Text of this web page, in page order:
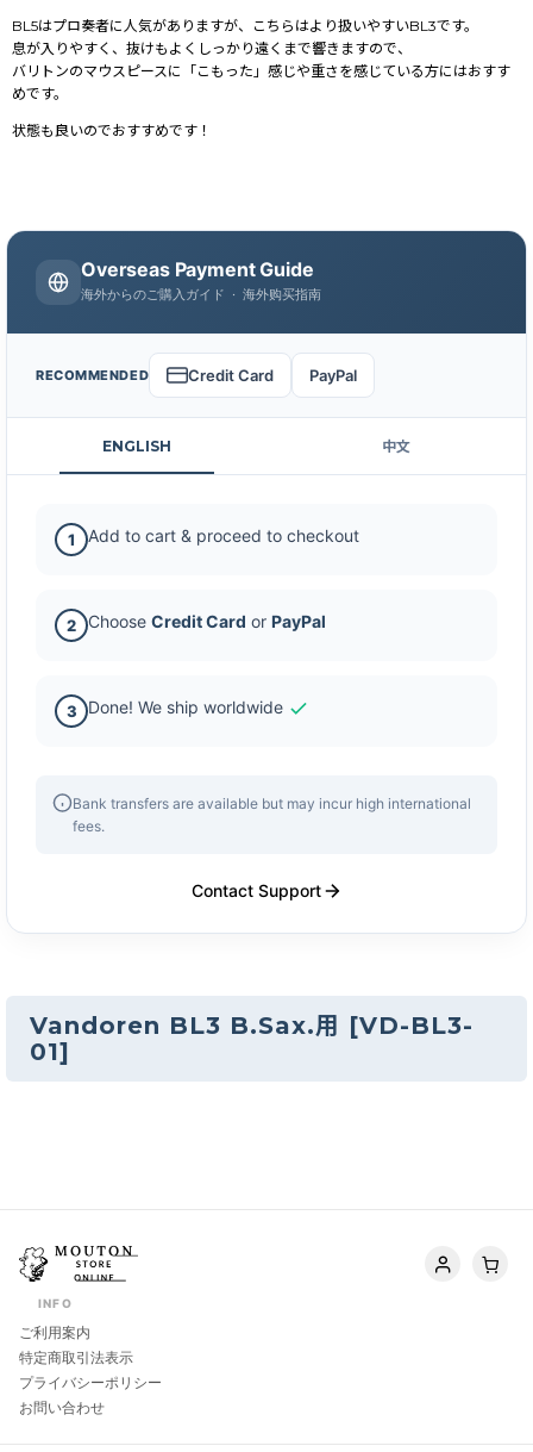
Vandoren BL3 B.Sax.用 [VD-BL3-
01]
BL5はプロ奏者に人気がありますが、こちらはより扱いやすいBL3です。
息が入りやすく、抜けもよくしっかり遠くまで響きますので、
バリトンのマウスピースに「こもった」感じや重さを感じている方にはおすす
めです。
状態も良いのでおすすめです！
Overseas Payment Guide
海外からのご購入ガイド · 海外购买指南
RECOMMENDED Credit Card PayPal
ENGLISH 中文
1 Add to cart & proceed to checkout
2 Choose Credit Card or PayPal
3 Done! We ship worldwide
Bank transfers are available but may incur high international
fees.
Contact Support
INFO
ご利用案内
特定商取引法表示
プライバシーポリシー
お問い合わせ